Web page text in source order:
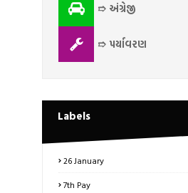
➱ અંગ્રેજી
➱ પર્યાવરણ
Labels
26 January
7th Pay